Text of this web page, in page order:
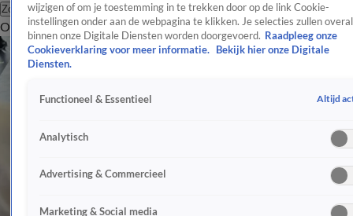
Zoeken
OverzichtEntertainmentSpraakmakendRealityCrimeVideo's
wijzigen of om je toestemming in te trekken door op de link Cookie-
instellingen onder aan de webpagina te klikken. Je selecties zullen overal
binnen onze Digitale Diensten worden doorgevoerd. Raadpleeg onze
Cookieverklaring voor meer informatie.
Bekijk hier onze Digitale
Diensten.
Functioneel & Essentieel Altijd
Analytisch
Advertising & Commercieel
Marketing & Social media